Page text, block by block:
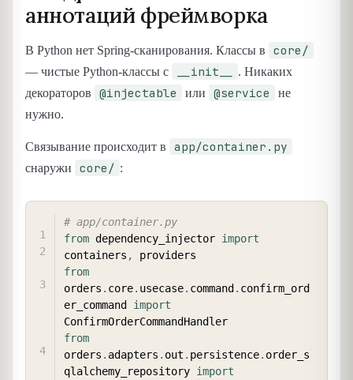
аннотаций фреймворка
В Python нет Spring-сканирования. Классы в core/
— чистые Python-классы с __init__
. Никаких
декораторов
@injectable или @service
не
нужно.
Связывание происходит в app/container.py
снаружи core/ :
# app/container.py
from dependency_injector import
containers ,
from
orders . core. usecase. command . confirm_ord
er_command import
from
orders . adapters . out . persistence. order_s
qlalchemy_repository import